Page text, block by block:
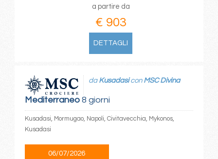
a partire da
€ 903
DETTAGLI
Mediterraneo8 giorni
da Kusadasicon MSC Divina
Kusadasi, Mormugao, Napoli, Civitavecchia, Mykonos,
Kusadasi
06/07/2026